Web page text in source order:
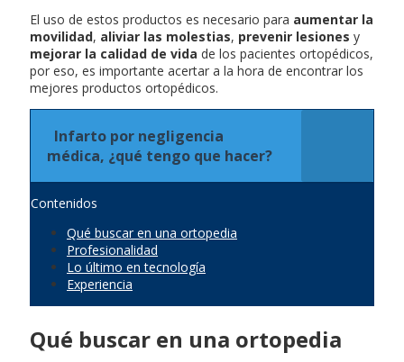
El uso de estos productos es necesario para aumentar la
movilidad, aliviar las molestias, prevenir lesiones y
mejorar la calidad de vida de los pacientes ortopédicos,
por eso, es importante acertar a la hora de encontrar los
mejores productos ortopédicos.
Infarto por negligencia
médica, ¿qué tengo que hacer?
Contenidos
Qué buscar en una ortopedia
Profesionalidad
Lo último en tecnología
Experiencia
Qué buscar en una ortopedia